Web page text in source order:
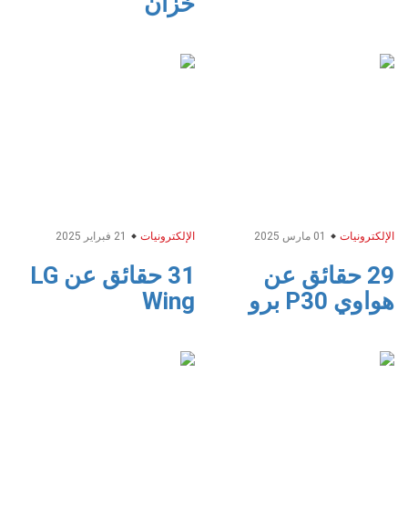
الإلكترونيات
29 حقائق عن
هواوي P30 برو
الإلكترونيات
31 حقائق عن LG
Wing